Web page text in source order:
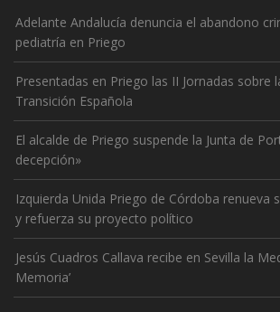
Adelante Andalucía denuncia el abandono
pediatría en Priego
Presentadas en Priego las II Jornadas sobre
Transición Española
El alcalde de Priego suspende la Junta de
decepción»
Izquierda Unida Priego de Córdoba renueva
y refuerza su proyecto político
Jesús Cuadros Callava recibe en Sevilla la
Memoria’